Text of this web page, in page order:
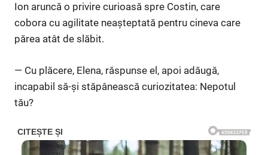
Ion aruncă o privire curioasă spre Costin, care
cobora cu agilitate neașteptată pentru cineva care
părea atât de slăbit.
— Cu plăcere, Elena, răspunse el, apoi adăugă,
incapabil să-și stăpânească curiozitatea: Nepotul
tău?